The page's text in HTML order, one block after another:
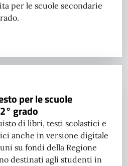
per le scuole secondarie
per le scuole
grado
di libri, testi scolastici e
anche in versione digitale
su fondi della Regione
destinati agli studenti in